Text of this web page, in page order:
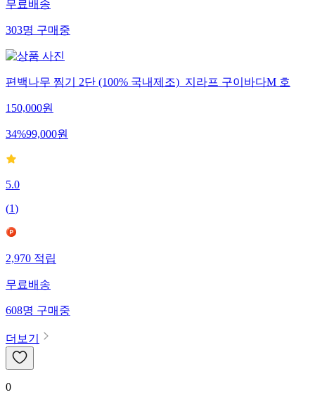
무료배송
303명구매중
편백나무 찜기 2단 (100% 국내제조)_지라프 구이바다M 호
150,000원
34%99,000원
5.0
(1)
2,970적립
무료배송
608명구매중
더보기
0